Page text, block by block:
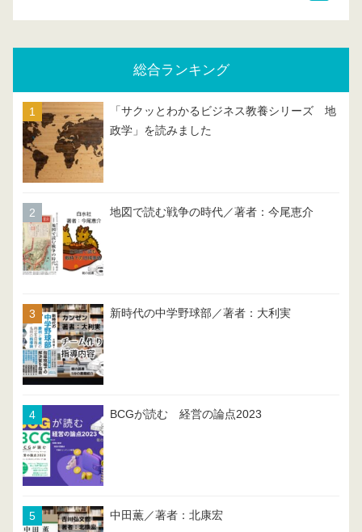
総合ランキング
「サクッとわかるビジネス教養シリーズ 地
政学」を読みました
地図で読む戦争の時代／著者：今尾恵介
新時代の中学野球部／著者：大利実
BCGが読む 経営の論点2023
中田薫／著者：北康宏